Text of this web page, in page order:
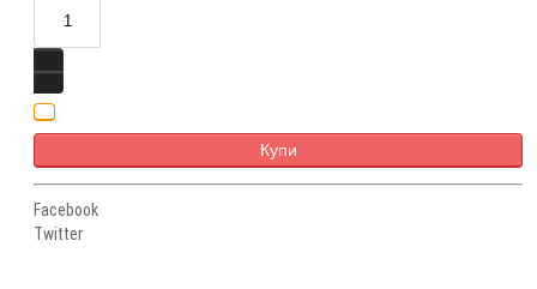
Купи
Facebook
Twitter